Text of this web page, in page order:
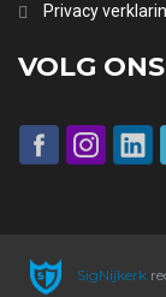
Privacy
VOLG ONS
SigNijkerk